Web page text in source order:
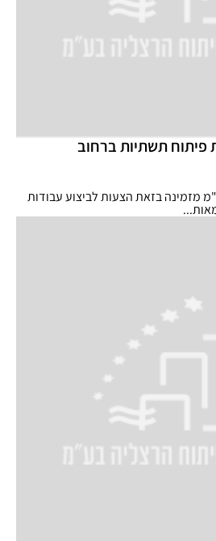
פיתוח תשתיות ברחוב
מזמינה בזאת הצעות לביצוע עבודות